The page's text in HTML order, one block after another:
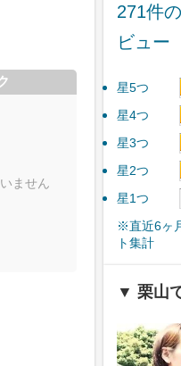
ません
271件
ビュー
星5つ
星4つ
星3つ
星2つ
星1つ
※直近6ヶ
ト集計
▼ 栗山